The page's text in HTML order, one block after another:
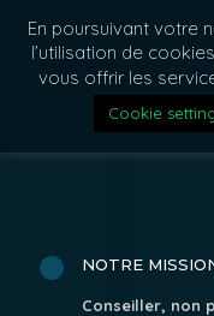
NOTRE
Conseiller, non
En poursuivant votre
l’utilisation de
vous offrir les
Cookie